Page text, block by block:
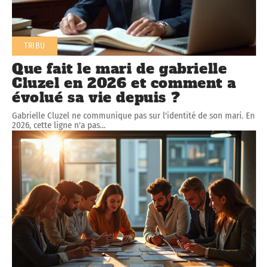
TRIBU
Que fait le mari de gabrielle
Cluzel en 2026 et comment a
évolué sa vie depuis ?
Gabrielle Cluzel ne communique pas sur l'identité de son mari. En
2026, cette ligne n'a pas…